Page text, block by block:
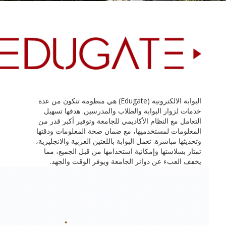
البوابة الالكترونية (Edugate) هي منظومة تتكون من عدة
خدمات لزوار البوابة والطلاب والمدرسين. هدفها تسهيل
التعامل مع النظام الأكاديمي للجامعة وتوفير أكبر قدر من
المعلومات لمستخدميها، مع ضمان صحة المعلومات ودقتها
وتحديثها مباشرة. تعمل البوابة باللغتين العربية والانجليزية،
تمتاز بسلاستها وإمكانية استخدامها من قبل الجميع، مما
يخفف العبء عن دوائر الجامعة ويوفر الوقت والجهد.